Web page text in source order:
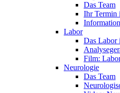
Das Team
Ihr Termin
Labor
Das Labor
Film:
Neurologie
Das Team